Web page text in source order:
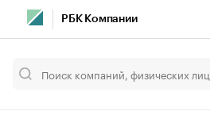
РБК Компании